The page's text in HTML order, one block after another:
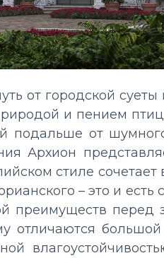
от городской
и пением
от
Архион
стиле сочетает
– это и
преимуществ перед
отличаются